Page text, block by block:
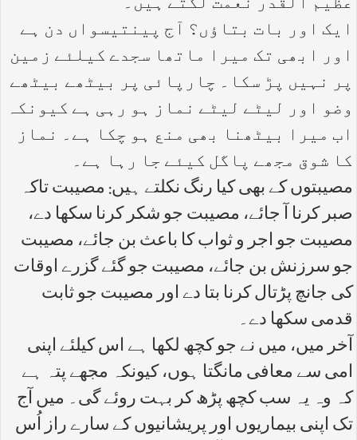
عظیم القدر نعمت لگتے ہیں۔
ایک اور بات بتاؤں؟ آج پینتیسواں دن ہے
اور ابھی تک میرا ماتھا سجدے کیلئے زمین
پر نہیں پڑ سکا۔ چارپائی پر بیٹھے بیٹھے
وضو اور لیٹے لیٹے نماز ہو رہی ہے کیونکہ
اب میرا بیٹھنا بھی منع ہو چکا ہے۔ نماز
کا شوق مجھے پاگل کیئے جا رہا ہے۔
مصیبتوں کے بھی کیا رنگ نکلتے ہیں: مصیبت تاکہ
صبر کرنا آ جائے، مصیبت جو شکر کرنا سکھا دے،
مصیبت جو اجر و ثواب کا باعث بن جائے، مصیبت
جو سرزنش بن جائے، مصیبت جو گئے گزرے اوقات
کی جانچ پڑتال کرنا بتا دے اور مصیبت جو ثابت
قدمی سکھا دے۔
آخر میں، میں نے جو کچھ لکھا ہے اس کیلئے اپنی
امی سے معافی مانگتا ہوں، کیونکہ مجھے پتہ ہے
کہ وہ یہ سب کچھ پڑھ کر بہت روئے گی۔ میں آج
تک اپنی بیماریوں اور پریشانیوں کے سارے راز اُس